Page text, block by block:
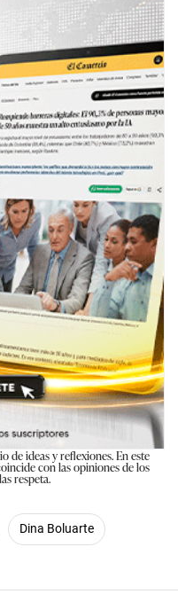
de ideas y reflexiones. En este
con las opiniones de los
respeta.
Dina Boluarte